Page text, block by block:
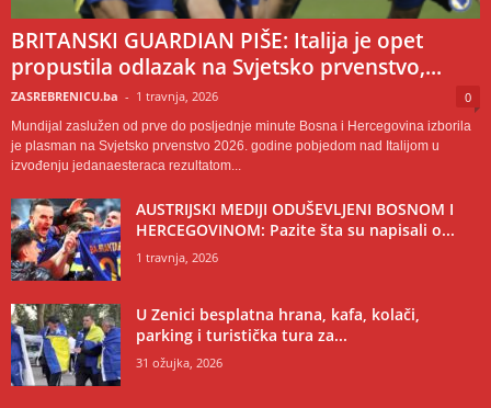
BRITANSKI GUARDIAN PIŠE: Italija je opet
propustila odlazak na Svjetsko prvenstvo,...
ZASREBRENICU.ba - 1 travnja, 2026 0
Mundijal zaslužen od prve do posljednje minute Bosna i Hercegovina izborila
je plasman na Svjetsko prvenstvo 2026. godine pobjedom nad Italijom u
izvođenju jedanaesteraca rezultatom...
AUSTRIJSKI MEDIJI ODUŠEVLJENI BOSNOM I
HERCEGOVINOM: Pazite šta su napisali o...
1 travnja, 2026
U Zenici besplatna hrana, kafa, kolači,
parking i turistička tura za...
31 ožujka, 2026